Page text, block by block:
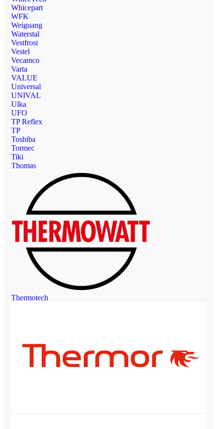
Whicepart
WFK
Weiguang
Waterstal
Vestfrost
Vestel
Vecamco
Varta
VALUE
Universal
UNIVAL
Ulka
UFO
TP Reflex
TP
Toshiba
Tormec
Tiki
Thomas
Thermotech